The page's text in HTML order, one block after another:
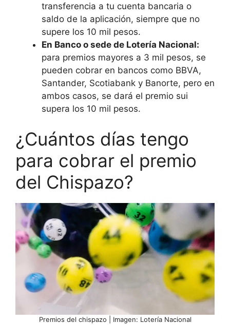
transferencia a tu cuenta bancaria o
saldo de la aplicación, siempre que no
supere los 10 mil pesos.
En Banco o sede de Lotería Nacional:
para premios mayores a 3 mil pesos, se
pueden cobrar en bancos como BBVA,
Santander, Scotiabank y Banorte, pero en
ambos casos, se dará el premio sui
supera los 10 mil pesos.
¿Cuántos días tengo
para cobrar el premio
del Chispazo?
Premios del chispazo | Imagen: Lotería Nacional